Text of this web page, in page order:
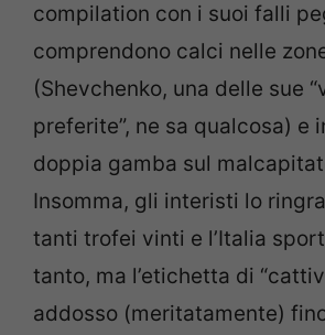
compilation con i suoi falli
comprendono calci nelle
(Shevchenko, una delle sue
preferite”, ne sa qualcosa) e
doppia gamba sul
Insomma, gli interisti lo
tanti trofei vinti e l’Italia
tanto, ma l’etichetta di
addosso (meritatamente)